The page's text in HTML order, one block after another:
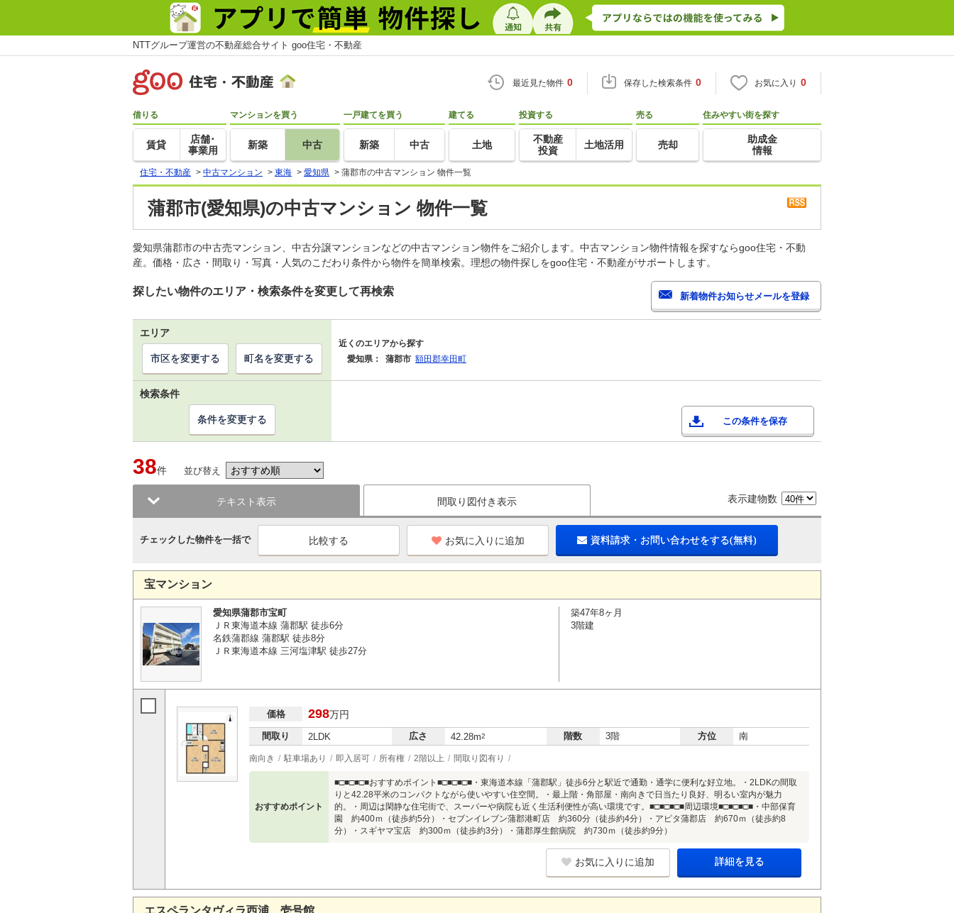
NTTグループ運営の不動産総合サイト goo住宅・不動産
最近見た物件 0 保存した検索条件 0 お気に入り 0
借りる
賃貸
店舗･
事業用
マンションを買う
新築 中古
一戸建てを買う
新築 中古
建てる
土地
投資する
不動産
投資
土地活用
売る
売却
住みやすい街を探す
助成金
情報
住宅・不動産 > 中古マンション > 東海 > 愛知県 > 蒲郡市の中古マンション 物件一覧
蒲郡市(愛知県)の中古マンション 物件一覧
愛知県蒲郡市の中古売マンション、中古分譲マンションなどの中古マンション物件をご紹介します。中古マンション物件情報を探すならgoo住宅・不動
産。価格・広さ・間取り・写真・人気のこだわり条件から物件を簡単検索。理想の物件探しをgoo住宅・不動産がサポートします。
探したい物件のエリア・検索条件を変更して再検索
エリア
近くのエリアから探す
愛知県：
蒲郡市 額田郡幸田町
市区を変更する 町名を変更する
検索条件
この条件を保存
条件を変更する
38件 並び替え
テキスト表示 間取り図付き表示 表示建物数
チェックした物件を一括で お気に入りに追加 資料請求・お問い合わせをする(無料)
宝マンション
愛知県蒲郡市宝町
ＪＲ東海道本線 蒲郡駅 徒歩6分
名鉄蒲郡線 蒲郡駅 徒歩8分
ＪＲ東海道本線 三河塩津駅 徒歩27分
築47年8ヶ月
3階建
価格 298万円
間取り 2LDK 広さ 42.28m2 階数 3階 方位 南
南向き 駐車場あり 即入居可 所有権 2階以上 間取り図有り
おすすめポイント
■□■□■□■おすすめポイント■□■□■□■・東海道本線「蒲郡駅」徒歩6分と駅近で通勤・通学に便利な好立地。・2LDKの間取
りと42.28平米のコンパクトながら使いやすい住空間。・最上階・角部屋・南向きで日当たり良好、明るい室内が魅力
的。・周辺は閑静な住宅街で、スーパーや病院も近く生活利便性が高い環境です。■□■□■□■周辺環境■□■□■□■・中部保育
園 約400ｍ（徒歩約5分）・セブンイレブン蒲郡港町店 約360分（徒歩約4分）・アピタ蒲郡店 約670ｍ（徒歩約8
分）・スギヤマ宝店 約300ｍ（徒歩約3分）・蒲郡厚生館病院 約730ｍ（徒歩約9分）
お気に入りに追加 詳細を見る
エスペランタヴィラ西浦 壱号館